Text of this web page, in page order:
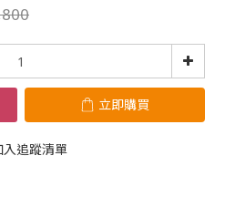
立即購買
入追蹤清單